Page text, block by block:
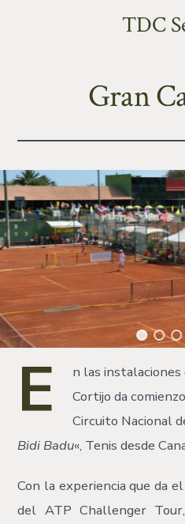
TDC
Gran
E
n las
Cortijo da
Circuito Nacional
Bidi Badu«, Tenis desde
Con la experiencia que da
del ATP Challenger